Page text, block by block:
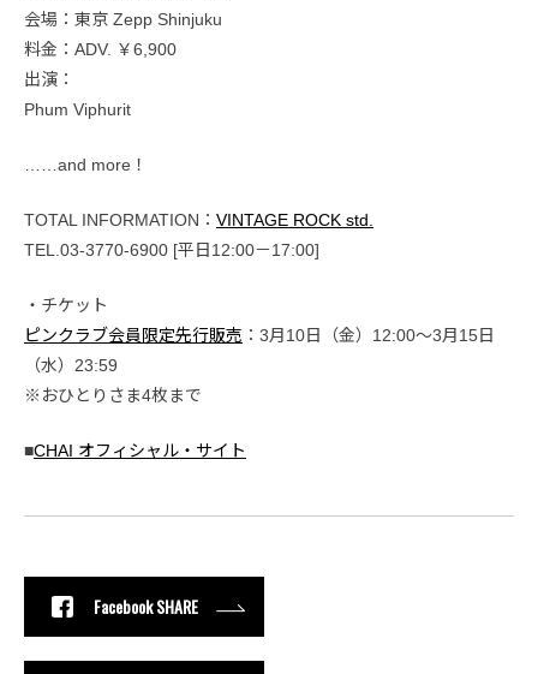
会場：東京 Zepp Shinjuku
料金：ADV. ￥6,900
出演：
Phum Viphurit
……and more！
TOTAL INFORMATION： VINTAGE ROCK std.
TEL.03-3770-6900 [平日12:00－17:00]
・チケット
ピンクラブ会員限定先行販売 ：3月10日（金）12:00～3月15日
（水）23:59
※おひとりさま4枚まで
■CHAI オフィシャル・サイト
Facebook SHARE